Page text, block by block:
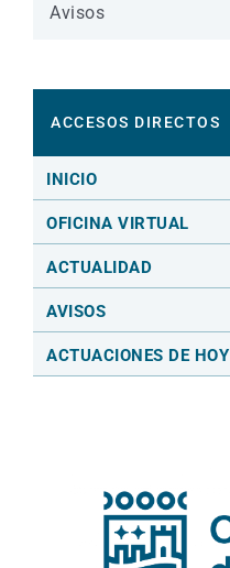
Avisos
ACCESOS DIRECTOS
INICIO
OFICINA VIRTUAL
ACTUALIDAD
AVISOS
ACTUACIONES DE HOY